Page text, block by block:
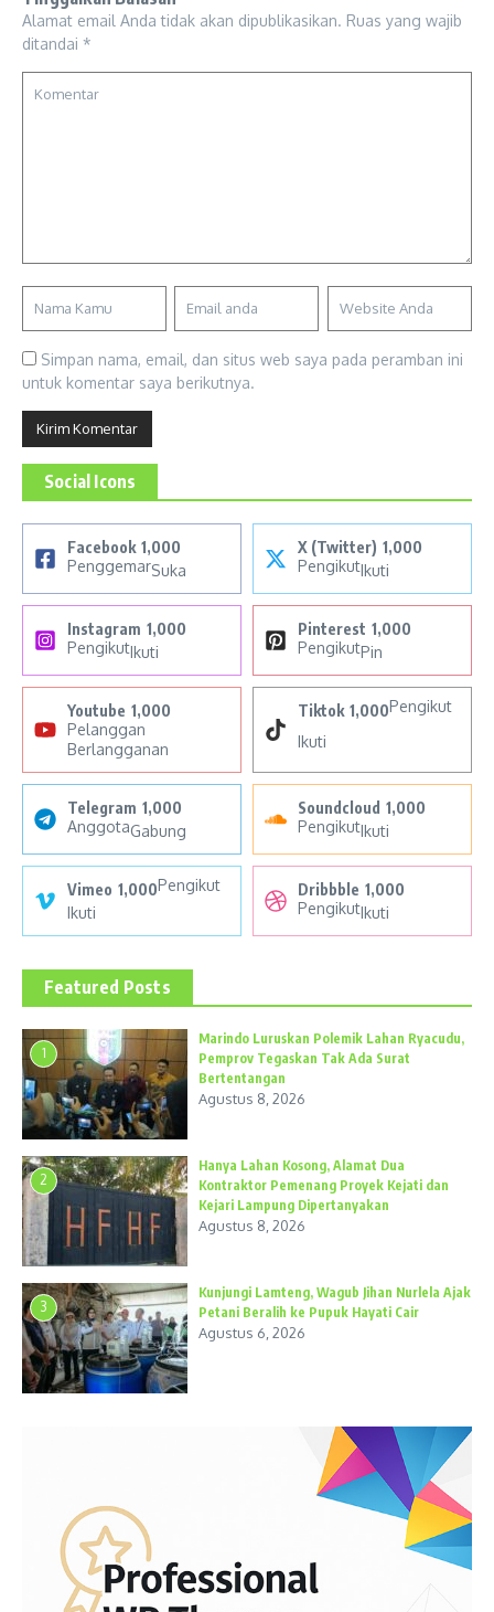
Alamat email Anda tidak akan dipublikasikan. Ruas yang wajib
ditandai *
Simpan nama, email, dan situs web saya pada peramban ini
untuk komentar saya berikutnya.
Social Icons
Facebook 1,000
PenggemarSuka
X (Twitter) 1,000
PengikutIkuti
Instagram 1,000
PengikutIkuti
Pinterest 1,000
PengikutPin
Youtube 1,000
Pelanggan
Berlangganan
Tiktok 1,000Pengikut
Ikuti
Telegram 1,000
AnggotaGabung
Soundcloud 1,000
PengikutIkuti
Vimeo 1,000Pengikut
Ikuti
Dribbble 1,000
PengikutIkuti
Featured Posts
1
Marindo Luruskan Polemik Lahan Ryacudu,
Pemprov Tegaskan Tak Ada Surat
Bertentangan
Agustus 8, 2026
2
Hanya Lahan Kosong, Alamat Dua
Kontraktor Pemenang Proyek Kejati dan
Kejari Lampung Dipertanyakan
Agustus 8, 2026
3
Kunjungi Lamteng, Wagub Jihan Nurlela Ajak
Petani Beralih ke Pupuk Hayati Cair
Agustus 6, 2026